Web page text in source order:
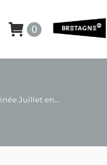
0
Juillet en…
0